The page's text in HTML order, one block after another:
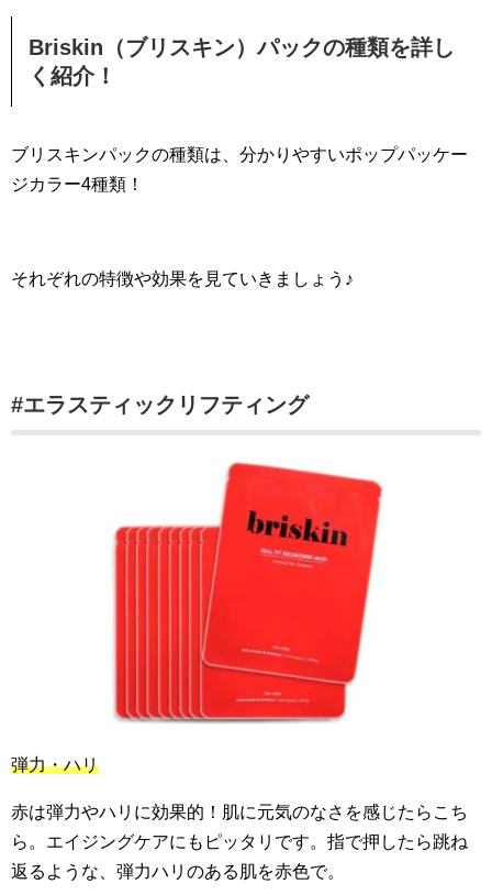
Briskin（ブリスキン）パックの種類を詳し
く紹介！
ブリスキンパックの種類は、分かりやすいポップパッケー
ジカラー4種類！
それぞれの特徴や効果を見ていきましょう♪
#エラスティックリフティング
弾力・ハリ
赤は弾力やハリに効果的！肌に元気のなさを感じたらこち
ら。エイジングケアにもピッタリです。指で押したら跳ね
返るような、弾力ハリのある肌を赤色で。